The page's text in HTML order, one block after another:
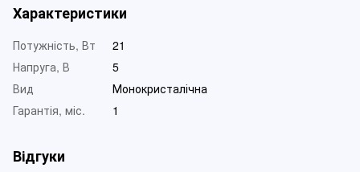
Характеристики
Потужність, Вт
21
Напруга, В
5
Вид
Монокристалічна
Гарантія, міс.
1
Відгуки